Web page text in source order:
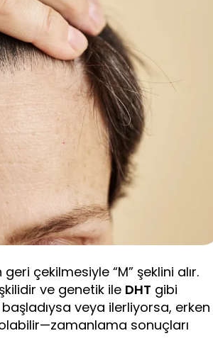
çekilmesiyle “M” şeklini alır.
ve genetik ile DHT gibi
veya ilerliyorsa, erken
sonuçları